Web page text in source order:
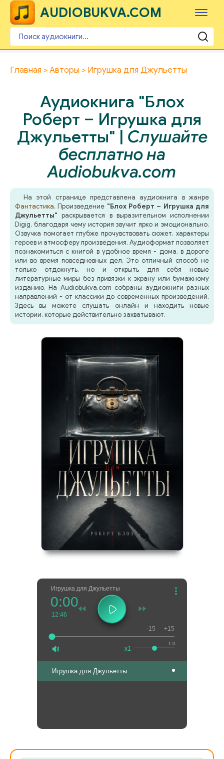
AUDIOBUKVA.COM
Главная Авторы Игрушка для Джульетты
Аудиокнига "Блох
Роберт – Игрушка для
Джульетты" | Слушайте
бесплатно на
Audiobukva.com
На этой странице представлена аудиокнига в жанре
Фантастика. Произведение "Блох Роберт – Игрушка для
Джульетты" раскрывается в выразительном исполнении
Digig, благодаря чему история звучит ярко и эмоционально.
Озвучка помогает глубже прочувствовать сюжет, характеры
героев и атмосферу произведения. Аудиоформат позволяет
познакомиться с книгой в удобное время - дома, в дороге
или во время повседневных дел. Это отличный способ не
только отдохнуть, но и открыть для себя новые
литературные миры без привязки к экрану или бумажному
изданию. На Audiobukva.com собраны аудиокниги разных
направлений - от классики до современных произведений.
Здесь вы можете слушать онлайн и находить новые
истории, которые действительно захватывают.
Игрушка для Джульетты
0:00
12:46
1.0
x1
-15 +15
Игрушка для Джульетты